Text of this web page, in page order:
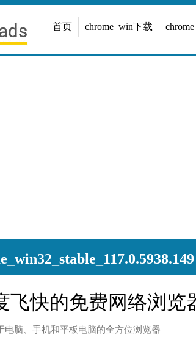
首页 chrome_win下载
飞快的免费网络浏览
电脑、手机和平板电脑的全方位浏览器